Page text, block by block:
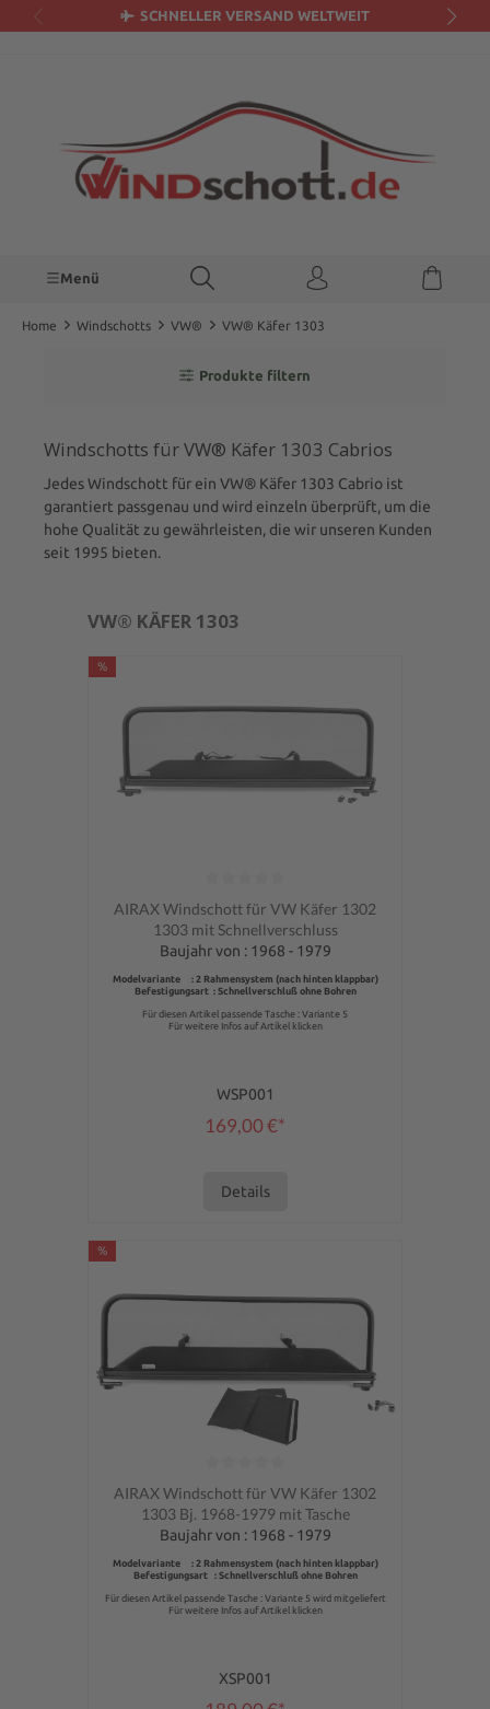
SCHNELLER VERSAND WELTWEIT
Menü
Home Windschotts VW® VW® Käfer 1303
Produkte filtern
Windschotts für VW® Käfer 1303 Cabrios
Jedes Windschott für ein VW® Käfer 1303 Cabrio ist
garantiert passgenau und wird einzeln überprüft, um die
hohe Qualität zu gewährleisten, die wir unseren Kunden
seit 1995 bieten.
VW® KÄFER 1303
%
Durchschnittliche Bewertung von 0 von 5 Sternen
AIRAX Windschott für VW Käfer 1302
1303 mit Schnellverschluss
Baujahr von : 1968 - 1979
Modelvariante : 2 Rahmensystem (nach hinten klappbar)
Befestigungsart : Schnellverschluß ohne Bohren
Für diesen Artikel passende Tasche : Variante 5
Für weitere Infos auf Artikel klicken
WSP001
169,00 €*
Details
%
Durchschnittliche Bewertung von 0 von 5 Sternen
AIRAX Windschott für VW Käfer 1302
1303 Bj. 1968-1979 mit Tasche
Baujahr von : 1968 - 1979
Modelvariante : 2 Rahmensystem (nach hinten klappbar)
Befestigungsart : Schnellverschluß ohne Bohren
Für diesen Artikel passende Tasche : Variante 5 wird mitgeliefert
Für weitere Infos auf Artikel klicken
XSP001